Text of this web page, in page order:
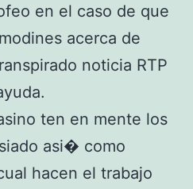
en el caso de que
acerca de
noticia RTP
ten en mente los
asi� como
hacen el trabajo